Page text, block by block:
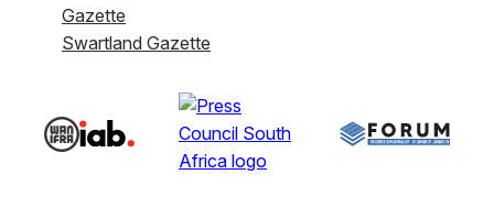
Gazette
Swartland Gazette